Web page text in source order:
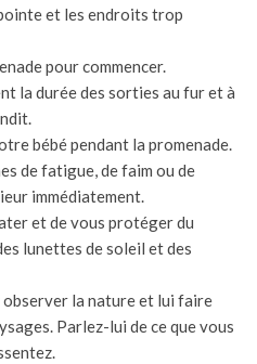
et les endroits trop
pour commencer.
la durée des sorties au fur et à
bébé pendant la promenade.
de fatigue, de faim ou de
immédiatement.
et de vous protéger du
lunettes de soleil et des
observer la nature et lui faire
Parlez-lui de ce que vous